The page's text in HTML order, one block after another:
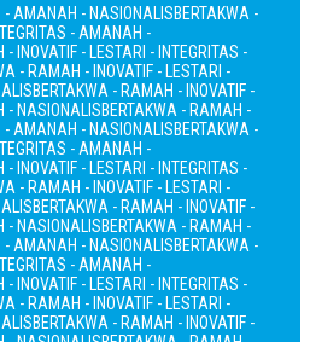
- AMANAH - NASIONALISBERTAKWA -
- AMANAH -
- INOVATIF - LESTARI - INTEGRITAS -
- RAMAH - INOVATIF - LESTARI -
BERTAKWA - RAMAH - INOVATIF -
- NASIONALISBERTAKWA - RAMAH -
- AMANAH - NASIONALISBERTAKWA -
- AMANAH -
- INOVATIF - LESTARI - INTEGRITAS -
- RAMAH - INOVATIF - LESTARI -
BERTAKWA - RAMAH - INOVATIF -
- NASIONALISBERTAKWA - RAMAH -
- AMANAH - NASIONALISBERTAKWA -
- AMANAH -
- INOVATIF - LESTARI - INTEGRITAS -
- RAMAH - INOVATIF - LESTARI -
BERTAKWA - RAMAH - INOVATIF -